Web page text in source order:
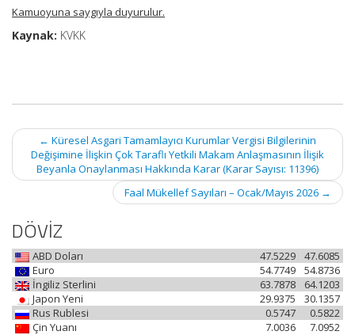
Kamuoyuna saygıyla duyurulur.
Kaynak: KVKK
Post
navigation
← Küresel Asgari Tamamlayıcı Kurumlar Vergisi Bilgilerinin
Değişimine İlişkin Çok Taraflı Yetkili Makam Anlaşmasının İlişik
Beyanla Onaylanması Hakkında Karar (Karar Sayısı: 11396)
Faal Mükellef Sayıları – Ocak/Mayıs 2026 →
DÖVİZ
ABD Doları 47.6085
47.5229
Euro
54.8736
54.7749
İngiliz Sterlini
64.1203
63.7878
Japon Yeni
30.1357
29.9375
Rus Rublesi
0.5822
0.5747
Çin Yuanı
7.0952
7.0036